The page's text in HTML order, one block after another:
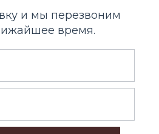
и мы перезвоним
время.